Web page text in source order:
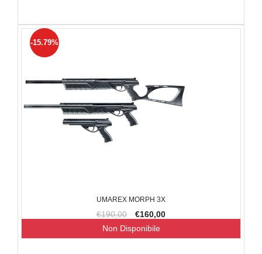
UMAREX MORPH 3X
€190,00 €160,00
-15.79%
Non Disponibile